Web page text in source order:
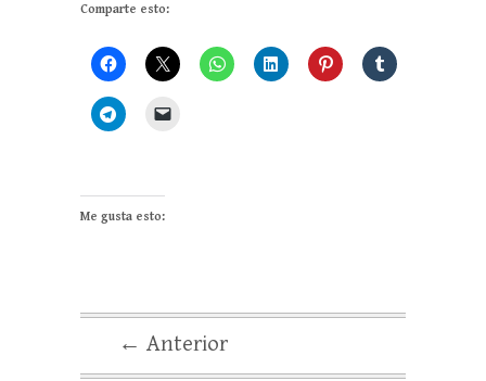
Comparte esto:
Me gusta esto:
← Anterior